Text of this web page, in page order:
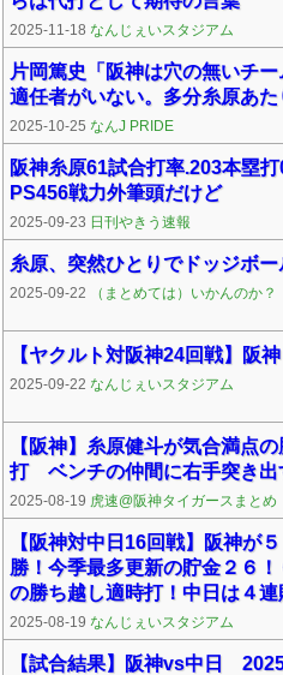
2025-11-18 なんじぇいスタジアム
片岡篤史「阪神は穴の無いチ
適任者がいない。多分糸原あた
2025-10-25 なんJ PRIDE
阪神糸原61試合打率.203本塁
PS456戦力外筆頭だけど
2025-09-23 日刊やきう速報
糸原、突然ひとりでドッジボ
2025-09-22 （まとめては）いかんのか？
【ヤクルト対阪神24回戦】阪
2025-09-22 なんじぇいスタジアム
【阪神】糸原健斗が気合満点
打 ベンチの仲間に右手突き出
2025-08-19 虎速@阪神タイガースまとめ
【阪神対中日16回戦】阪神が
勝！今季最多更新の貯金２６
の勝ち越し適時打！中日は４
2025-08-19 なんじぇいスタジアム
【試合結果】阪神vs中日